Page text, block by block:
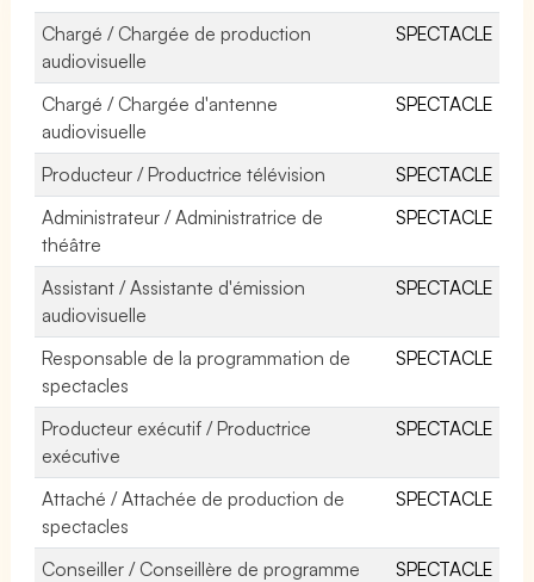
Chargé / Chargée de production
audiovisuelle
SPECTACLE
Chargé / Chargée d'antenne
audiovisuelle
SPECTACLE
Producteur / Productrice télévision
SPECTACLE
Administrateur / Administratrice de
théâtre
SPECTACLE
Assistant / Assistante d'émission
audiovisuelle
SPECTACLE
Responsable de la programmation de
spectacles
SPECTACLE
Producteur exécutif / Productrice
exécutive
SPECTACLE
Attaché / Attachée de production de
spectacles
SPECTACLE
Conseiller / Conseillère de programme
SPECTACLE